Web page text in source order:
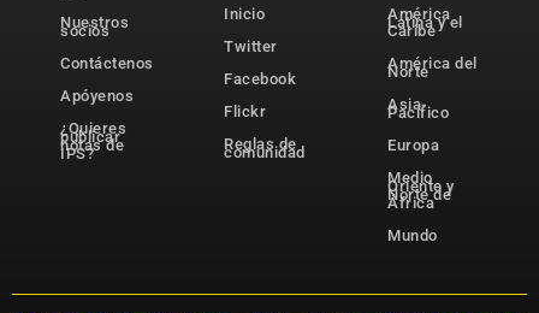
Nuestros
socios
Contáctenos
Apóyenos
¿Quieres
publicar
notas de
IPS?
Inicio
Twitter
Facebook
Flickr
Reglas de
comunidad
América
Latina y el
Caribe
América del
Norte
Asia-
Pacífico
Europa
Medio
Oriente y
Norte de
África
Mundo